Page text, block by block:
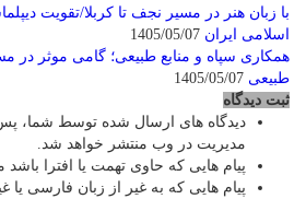
با زبان هنر در مسیر نجف تا کربلا/تقویت
اسلامی ایران
همکاری سپاه و منابع طبیعی؛ گامی موثر
طبیعی
ثبت دیدگاه
دیدگاه های ارسال شده توسط شما، پس
مدیریت در وب منتشر خواهد شد.
پیام هایی که حاوی تهمت یا افترا باشد
پیام هایی که به غیر از زبان فارسی یا